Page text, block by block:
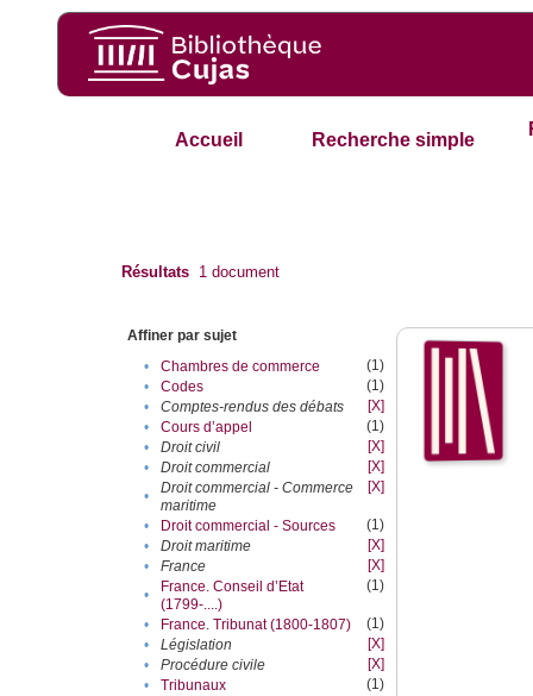
Accueil Recherche simple
Résultats 1 document
Affiner par sujet
•
Chambres de commerce
(1)
•
Codes
(1)
•
Comptes-rendus des débats
[X]
•
Cours d’appel
(1)
•
Droit civil
[X]
•
Droit commercial
[X]
•
Droit commercial - Commerce
maritime
[X]
• Droit commercial - Sources
(1)
•
Droit maritime
[X]
•
France
[X]
•
France. Conseil d’Etat
(1799-....)
(1)
• France. Tribunat (1800-1807)
(1)
•
Législation
[X]
•
Procédure civile
[X]
•
Tribunaux
(1)